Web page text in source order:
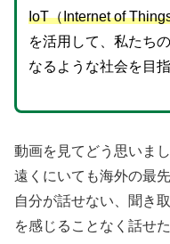
IoT（Internet of
を活用して、私たち
なるような社会を目指
動画を見てどう思いま
遠くにいても海外の最
自分が話せない、聞き
を感じることなく話せ